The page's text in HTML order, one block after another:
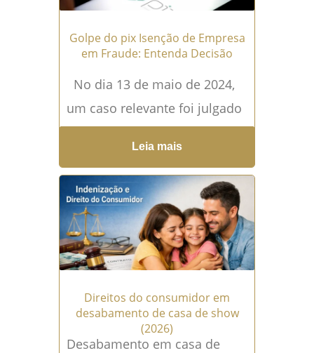
Golpe do pix Isenção de Empresa
em Fraude: Entenda Decisão
No dia 13 de maio de 2024,
um caso relevante foi julgado
pelo Juizado...Leia mais →
Leia mais
Direitos do consumidor em
desabamento de casa de show
(2026)
Desabamento em casa de